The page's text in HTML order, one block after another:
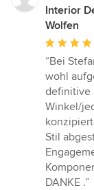
Interior
Wolfen
5
von
5
Sternen
“Bei
wohl
definitive
Winkel/
Stil
DANKE .”